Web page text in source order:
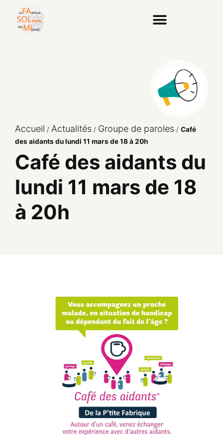
Accueil / Actualités / Groupe de paroles / Café
des aidants du lundi 11 mars de 18 à 20h
Café des aidants du
lundi 11 mars de 18
à 20h